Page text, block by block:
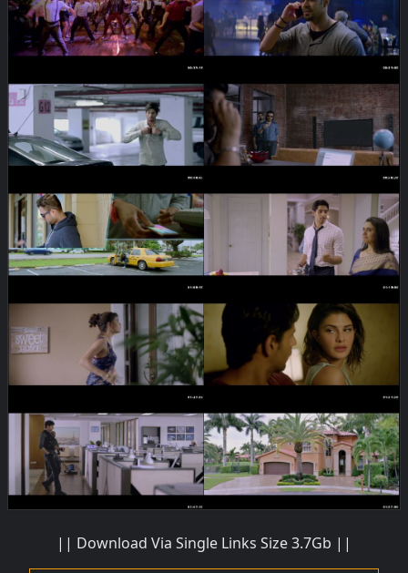
|| Download Via Single Links Size 3.7Gb ||